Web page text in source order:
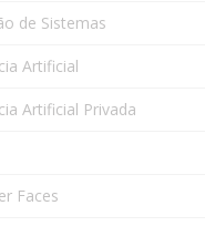
de Sistemas
Artificial
Artificial Privada
Faces